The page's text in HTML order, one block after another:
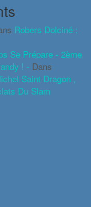
Robers Dolciné :
Se Prépare - 2ème
! - Dans
Saint Dragon ,
Du Slam